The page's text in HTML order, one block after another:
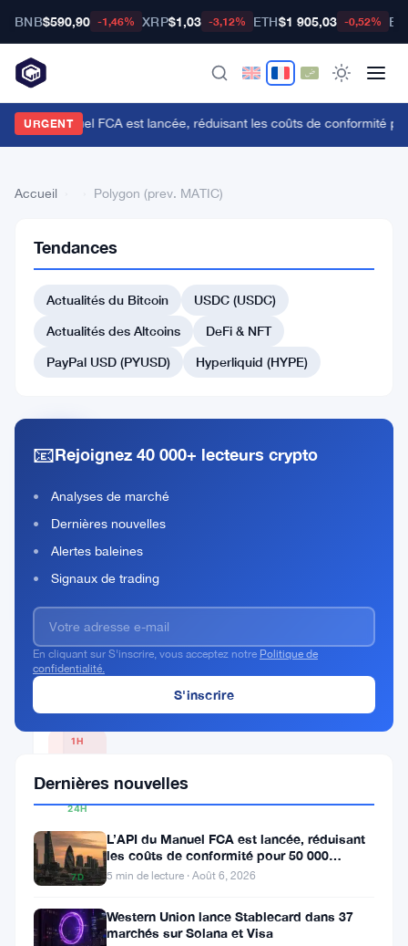
BNB$590,90 -1,46% XRP$1,03 -3,12% ETH$1 905,03 -0,52%
URGENT
du Manuel FCA est lancée, réduisant les coûts de conformité
Accueil Polygon (prev. MATIC)
#61 Audiera
#60 Algorand
#63 Quant
Polygon
MATIC)
Rank
Acheter Maintenant
$0.0747
1H
0.29%
24H
0.02%
7D
4.75%
Tendances
Actualités du Bitcoin
USDC (USDC)
Actualités des Altcoins
DeFi & NFT
PayPal USD (PYUSD)
Hyperliquid (HYPE)
📧Rejoignez 40 000+ lecteurs crypto
Analyses de marché
Dernières nouvelles
Alertes baleines
Signaux de trading
En cliquant sur S'inscrire, vous acceptez notre Politique de
confidentialité.
Dernières nouvelles
L’API du Manuel FCA est lancée, réduisant
les coûts de conformité pour 50 000
entreprises britanniques
5 min de lecture · Août 6, 2026
Western Union lance Stablecard dans 37
marchés sur Solana et Visa